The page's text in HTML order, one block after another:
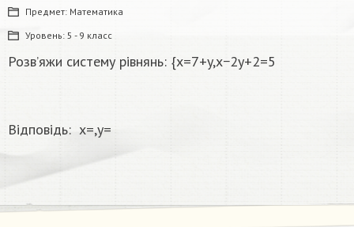
Предмет: Математика
Уровень: 5 - 9 класс
Розв’яжи систему рівнянь: {x=7+y,x−2y+2=5
Відповідь: x=,y=